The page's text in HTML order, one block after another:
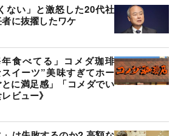
ない」と激怒した20代社
に抜擢したワケ
食べてる」コメダ珈琲
イーツ”美味すぎてホー
に満足感」「コメダでい
ビュー》